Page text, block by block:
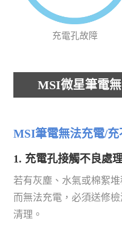
充電孔故障
MSI微星筆電
MSI筆電無法充電/
1. 充電孔接觸不良處
若有灰塵、水氣或棉絮
而無法充電，必須送修
清理。